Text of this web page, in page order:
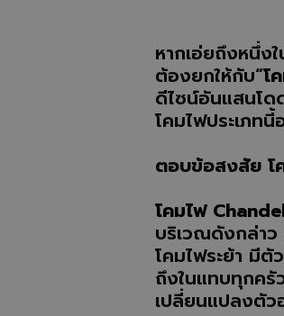
หากเอ่ยถึงหนึ่
ต้องยกให้กับ“โ
ดีไซน์อันแสนโด
โคมไฟประเภท
ตอบข้อสงสัย โ
โคมไฟ
บริเวณดังกล่า
โคมไฟระย้า มีตั
ถึงในแทบทุกครั
เปลี่ยนแปลงตัว